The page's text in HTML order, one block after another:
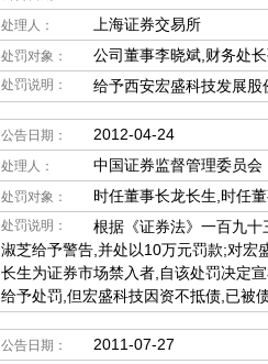
处理人： 上海证券交易所
处罚对象： 公司董事李晓斌,财务处
处罚说明：
给予西安宏盛科技发展股
公告日期： 2012-04-24
处理人： 中国证券监督管理委员会
处罚对象： 时任董事长龙长生,时任
处罚说明：
根据《证券法》一百九
淑芝给予警告,并处以10万元罚款;对宏
长生为证券市场禁入者,自该处罚决定
给予处罚,但宏盛科技因资不抵债,已被
公告日期： 2011-07-27